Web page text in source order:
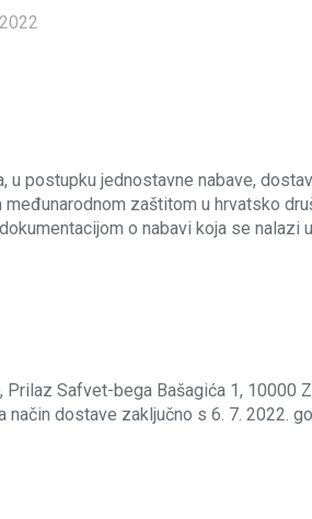
u postupku jednostavne nabave,
zaštitom u hrvatsko
o nabavi koja se
Prilaz Safvet-bega Bašagića 1, 10000
dostave zaključno s 6. 7. 2022.